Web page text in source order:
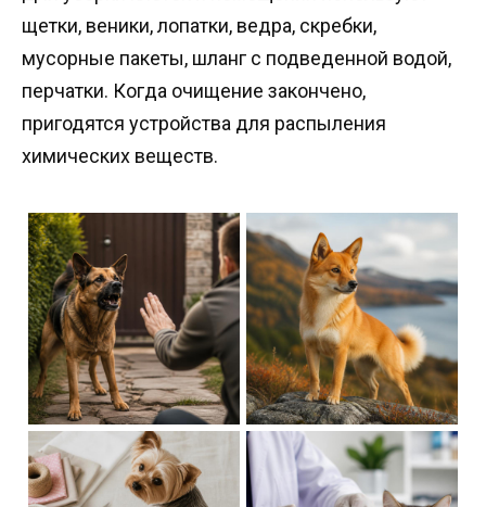
щетки, веники, лопатки, ведра, скребки,
мусорные пакеты, шланг с подведенной водой,
перчатки. Когда очищение закончено,
пригодятся устройства для распыления
химических веществ.